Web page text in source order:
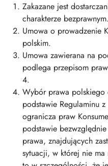
Zakazane jest
charakterze bezprawnym.
Umowa o prowadzenie
polskim.
Umowa zawierana na
podlega przepisom
4.
Wybór prawa polskiego
podstawie Regulaminu
ogranicza praw
podstawie
prawa, znajdujących
sytuacji, w której nie